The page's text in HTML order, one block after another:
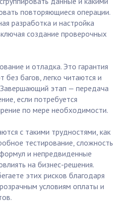
повторяющиеся операции.
разработка и настройка
создание проверочных
и отладка. Это гарантия
багов, легко читаются и
этап — передача
если потребуется
по мере необходимости.
с такими трудностями, как
тестирование, сложность
и непредвиденные
на бизнес-решения.
этих рисков благодаря
условиям оплаты и